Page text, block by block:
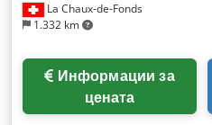
La Chaux-de-Fonds
1.332 km
цената